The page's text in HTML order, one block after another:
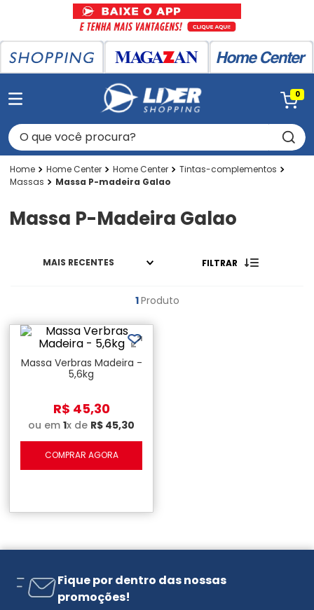
0
O que você procura?
Home Center Home Center
Tintas-complementos
Massas
Massa P-madeira Galao
Massa P-Madeira Galao
MAIS RECENTES FILTRAR
1Produto
Massa Verbras Madeira -
5,6kg
R$ 45,30
ou em 1x de R$ 45,30
COMPRAR AGORA
Fique por dentro das nossas
promoções!